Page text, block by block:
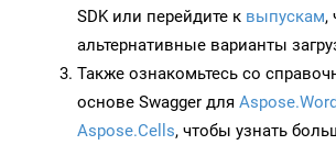
SDK или перейдите к выпускам,
альтернативные варианты
Также ознакомьтесь со
основе Swagger для
Aspose.Cells, чтобы узнать